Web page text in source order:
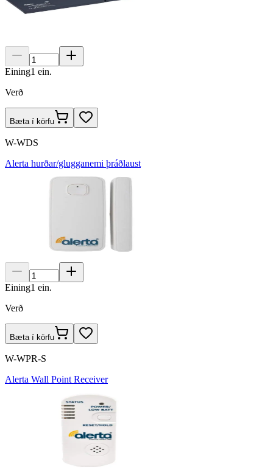
Eining1 ein.
Verð
Bæta í körfu
W-WDS
Alerta hurðar/glugganemi þráðlaust
Eining1 ein.
Verð
Bæta í körfu
W-WPR-S
Alerta Wall Point Receiver